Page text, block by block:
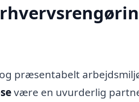
præsentabelt
være en uvurderlig